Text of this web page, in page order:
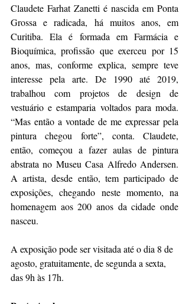
Claudete Farhat Zanetti é nascida em Ponta
Grossa e radicada, há muitos anos, em
Curitiba. Ela é formada em Farmácia e
Bioquímica, profissão que exerceu por 15
anos, mas, conforme explica, sempre teve
interesse pela arte. De 1990 até 2019,
trabalhou com projetos de design de
vestuário e estamparia voltados para moda.
“Mas então a vontade de me expressar pela
pintura chegou forte”, conta. Claudete,
então, começou a fazer aulas de pintura
abstrata no Museu Casa Alfredo Andersen.
A artista, desde então, tem participado de
exposições, chegando neste momento, na
homenagem aos 200 anos da cidade onde
nasceu.
A exposição pode ser visitada até o dia 8 de
agosto, gratuitamente, de segunda a sexta,
das 9h às 17h.